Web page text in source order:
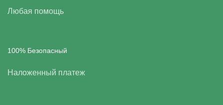
Любая помощь
100% Безопасный
Наложенный платеж